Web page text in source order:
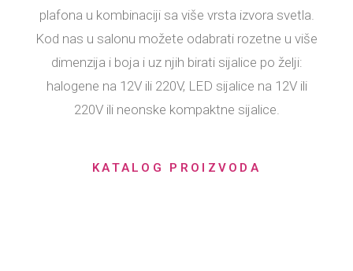
plafona u kombinaciji sa više vrsta izvora svetla.
Kod nas u salonu možete odabrati rozetne u više
dimenzija i boja i uz njih birati sijalice po želji:
halogene na 12V ili 220V, LED sijalice na 12V ili
220V ili neonske kompaktne sijalice.
KATALOG PROIZVODA